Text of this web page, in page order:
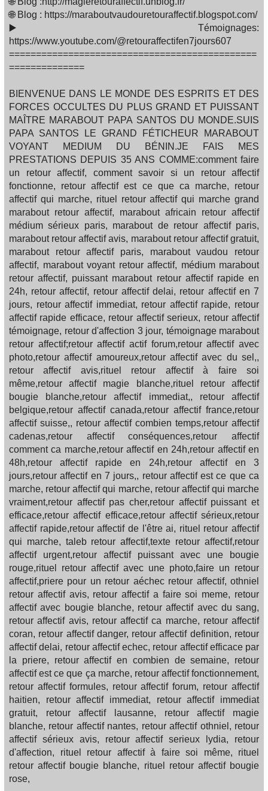
🌐 Blog : https://maraboutvaudouretouraffectif.blogspot.com/
▶️ Témoignages:
https://www.youtube.com/@retouraffectifen7jours607
==============================================
==============
BIENVENUE DANS LE MONDE DES ESPRITS ET DES
FORCES OCCULTES DU PLUS GRAND ET PUISSANT
MAÎTRE MARABOUT PAPA SANTOS DU MONDE.SUIS
PAPA SANTOS LE GRAND FÉTICHEUR MARABOUT
VOYANT MEDIUM DU BÉNIN.JE FAIS MES
PRESTATIONS DEPUIS 35 ANS COMME:comment faire
un retour affectif, comment savoir si un retour affectif
fonctionne, retour affectif est ce que ca marche, retour
affectif qui marche, rituel retour affectif qui marche grand
marabout retour affectif, marabout africain retour affectif
médium sérieux paris, marabout de retour affectif paris,
marabout retour affectif avis, marabout retour affectif gratuit,
marabout retour affectif paris, marabout vaudou retour
affectif, marabout voyant retour affectif, médium marabout
retour affectif, puissant marabout retour affectif rapide en
24h, retour affectif, retour affectif delai, retour affectif en 7
jours, retour affectif immediat, retour affectif rapide, retour
affectif rapide efficace, retour affectif serieux, retour affectif
témoignage, retour d'affection 3 jour, témoignage marabout
retour affectif;retour affectif actif forum,retour affectif avec
photo,retour affectif amoureux,retour affectif avec du sel,,
retour affectif avis,rituel retour affectif à faire soi
même,retour affectif magie blanche,rituel retour affectif
bougie blanche,retour affectif immediat,, retour affectif
belgique,retour affectif canada,retour affectif france,retour
affectif suisse,, retour affectif combien temps,retour affectif
cadenas,retour affectif conséquences,retour affectif
comment ca marche,retour affectif en 24h,retour affectif en
48h,retour affectif rapide en 24h,retour affectif en 3
jours,retour affectif en 7 jours,, retour affectif est ce que ca
marche, retour affectif qui marche, retour affectif qui marche
vraiment,retour affectif pas cher,retour affectif puissant et
efficace,retour affectif efficace,retour affectif sérieux,retour
affectif rapide,retour affectif de l'être ai, rituel retour affectif
qui marche, taleb retour affectif,texte retour affectif,retour
affectif urgent,retour affectif puissant avec une bougie
rouge,rituel retour affectif avec une photo,faire un retour
affectif,priere pour un retour aéchec retour affectif, othniel
retour affectif avis, retour affectif a faire soi meme, retour
affectif avec bougie blanche, retour affectif avec du sang,
retour affectif avis, retour affectif ca marche, retour affectif
coran, retour affectif danger, retour affectif definition, retour
affectif delai, retour affectif echec, retour affectif efficace par
la priere, retour affectif en combien de semaine, retour
affectif est ce que ça marche, retour affectif fonctionnement,
retour affectif formules, retour affectif forum, retour affectif
haitien, retour affectif immediat, retour affectif immediat
gratuit, retour affectif lausanne, retour affectif magie
blanche, retour affectif nantes, retour affectif othniel, retour
affectif sérieux avis, retour affectif serieux lydia, retour
d'affection, rituel retour affectif à faire soi même, rituel
retour affectif bougie blanche, rituel retour affectif bougie
rose,